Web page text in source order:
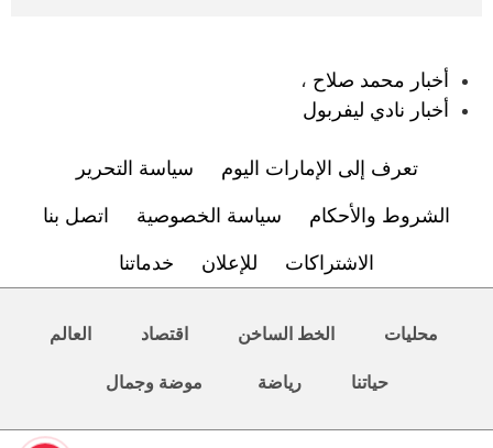
أخبار محمد صلاح ،
أخبار نادي ليفربول
تعرف إلى الإمارات اليوم سياسة التحرير
الشروط والأحكام سياسة الخصوصية اتصل بنا
الاشتراكات للإعلان خدماتنا
محليات الخط الساخن اقتصاد العالم
حياتنا رياضة موضة وجمال